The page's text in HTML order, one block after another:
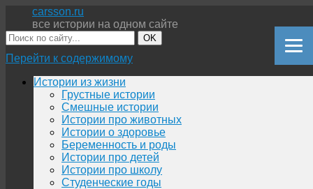
carsson.ru
все истории на одном сайте
OK
Перейти к содержимому
Истории из жизни
Грустные истории
Смешные истории
Истории про животных
Истории о здоровье
Беременность и роды
Истории про детей
Истории про школу
Студенческие годы